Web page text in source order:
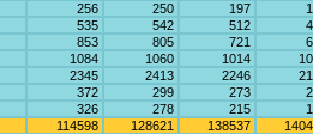
256 250 197
535 542 512
853 805 721
1084 1060 1014
2345 2413 2246
372 299 273
326 278 215
114598 128621 138537